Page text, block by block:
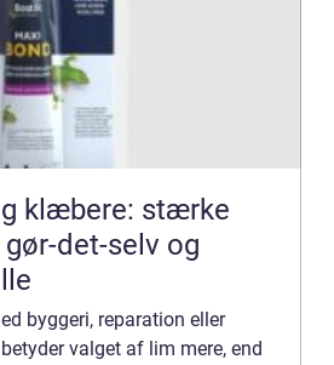
klæbere: stærke
det-selv og
byggeri, reparation eller
valget af lim mere, end